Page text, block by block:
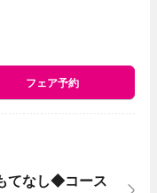
フェア予約
てなし◆コース